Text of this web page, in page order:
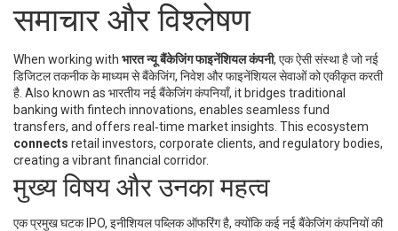
समाचार और विश्लेषण
When working with भारत न्यू बैंकेजिंग फाइनेंशियल कंपनी, एक ऐसी संस्था है जो नई
डिजिटल तकनीक के माध्यम से बैंकेजिंग, निवेश और फाइनेंशियल सेवाओं को एकीकृत करती
है . Also known as भारतीय नई बैंकेजिंग कंपनियाँ, it bridges traditional
banking with fintech innovations, enables seamless fund
transfers, and offers real‑time market insights. This ecosystem
connects retail investors, corporate clients, and regulatory bodies,
creating a vibrant financial corridor.
मुख्य विषय और उनका महत्व
एक प्रमुख घटक IPO, इनीशियल पब्लिक ऑफरिंगहै, क्योंकि कई नई बैंकेजिंग कंपनियों की